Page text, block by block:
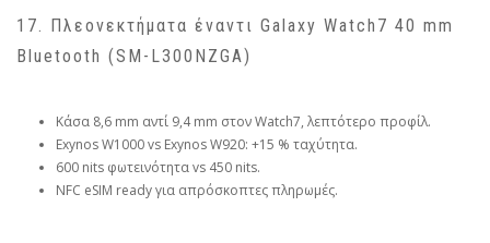
17. Πλεονεκτήματα έναντι Galaxy Watch7 40 mm
Bluetooth (SM-L300NZGA)
Κάσα 8,6 mm αντί 9,4 mm στον Watch7, λεπτότερο προφίλ.
Exynos W1000 vs Exynos W920: +15 % ταχύτητα.
600 nits φωτεινότητα vs 450 nits.
NFC eSIM ready για απρόσκοπτες πληρωμές.